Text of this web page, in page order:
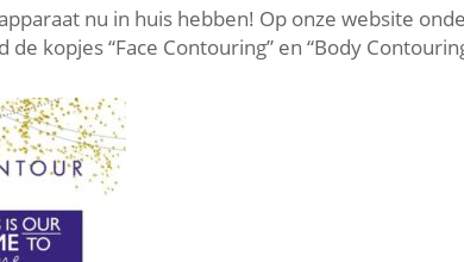
nu in huis hebben! Op onze website
kopjes “Face Contouring” en “Body